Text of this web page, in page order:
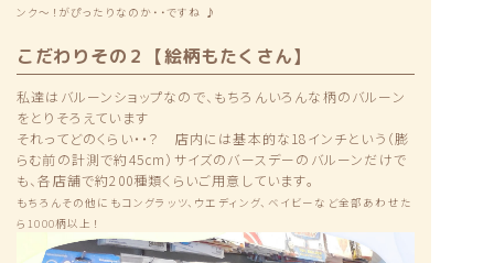
ンク〜！がぴったりなのか・・ですね ♪
こだわりその２【絵柄もたくさん】
私達はバルーンショップなので、もちろんいろんな柄のバルーン
をとりそろえています
それってどのくらい・・？ 店内には基本的な18インチという（膨
らむ前の計測で約45cm）サイズのバースデーのバルーンだけで
も、各店舗で約200種類くらいご用意しています。
もちろんその他にもコングラッツ、ウエディング、ベイビーなど全部あわせた
ら1000柄以上！